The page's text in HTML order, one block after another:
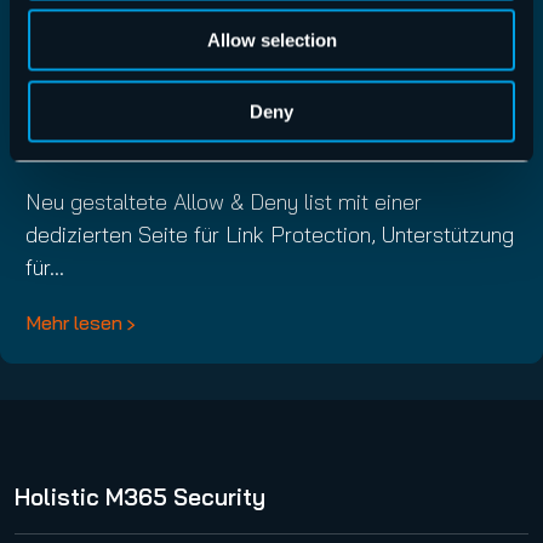
Allow selection
Deny
Control Panel Release 6.59.0.0
Release Notes,Release Notes –
Control Panel
15.07.2026
Neu gestaltete Allow & Deny list mit einer
dedizierten Seite für Link Protection, Unterstützung
für…
Mehr lesen
Holistic M365 Security